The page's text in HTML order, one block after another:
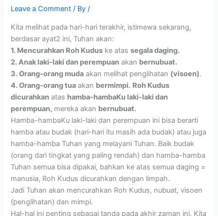
Leave a Comment / By/
Kita melihat pada hari-hari terakhir, istimewa sekarang,
berdasar ayat2 ini, Tuhan akan:
1. Mencurahkan Roh Kudus ke atassegala daging.
2. Anak laki-laki dan perempuan akan bernubuat.
3. Orang-orang muda akan melihat penglihatan (visoen).
4. Orang-orang tua akan bermimpi. Roh Kudus
dicurahkan atas hamba-hambaKu laki-laki dan
perempuan, mereka akan bernubuat.
Hamba-hambaKu laki-laki dan perempuan ini bisa berarti
hamba atau budak (hari-hari itu masih ada budak) atau juga
hamba-hamba Tuhan yang melayani Tuhan. Baik budak
(orang dari tingkat yang paling rendah) dan hamba-hamba
Tuhan semua bisa dipakai, bahkan ke atas semua daging =
manusia, Roh Kudus dicurahkan dengan limpah.
Jadi Tuhan akan mencurahkan Roh Kudus, nubuat, visoen
(penglihatan) dan mimpi.
Hal-hal ini penting sebagai tanda pada akhir zaman ini. Kita